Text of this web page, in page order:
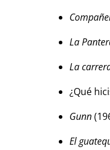
La
La
¿Qué
Gunn
El